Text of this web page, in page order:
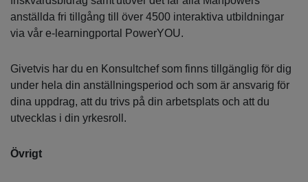
anställda fri tillgång till över 4500 interaktiva utbildningar
via vår e-learningportal PowerYOU.
Givetvis har du en Konsultchef som finns tillgänglig för dig
under hela din anställningsperiod och som är ansvarig för
dina uppdrag, att du trivs på din arbetsplats och att du
utvecklas i din yrkesroll.
Övrigt